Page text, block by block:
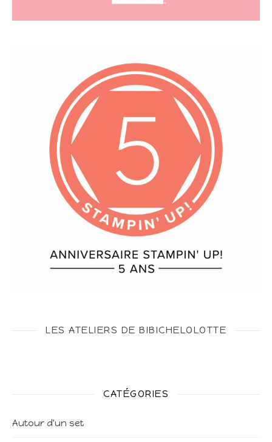
LES ATELIERS DE BIBICHELOLOTTE
CATÉGORIES
Autour d'un set